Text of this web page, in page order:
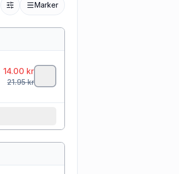
Marker
14.00 kr
21.95kr